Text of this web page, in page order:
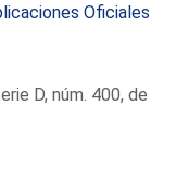
Oficiales
D, núm. 400, de